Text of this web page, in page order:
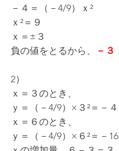
－４＝（－4/9）ｘ²
ｘ²＝９
ｘ＝±３
負の値をとるから、
－３
2）
ｘ＝３のとき、
ｙ＝（－4/9）×３²＝－４
ｘ＝６のとき、
ｙ＝（－4/9）×６²＝－16